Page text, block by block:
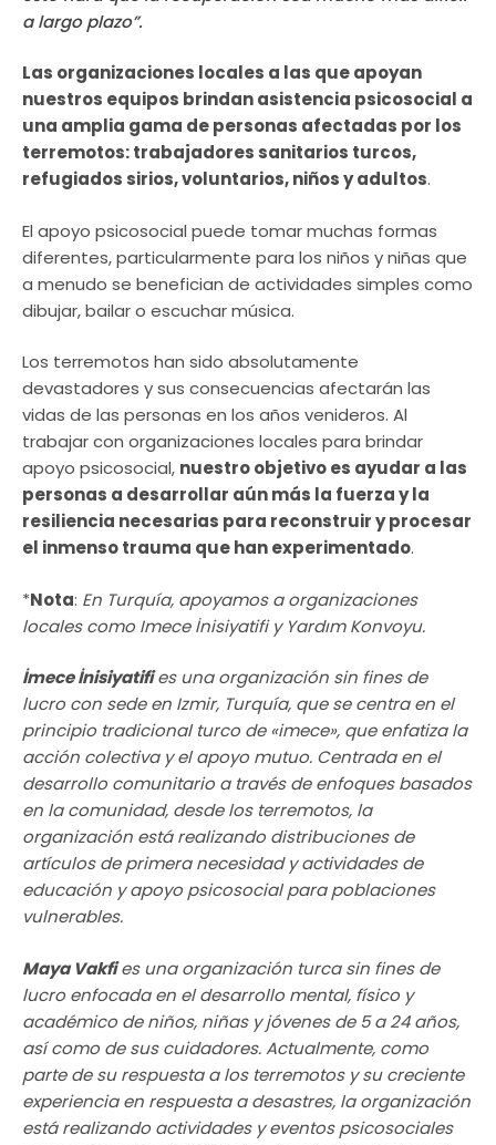
a largo plazo”.
Las organizaciones locales a las que apoyan
nuestros equipos brindan asistencia psicosocial a
una amplia gama de personas afectadas por los
terremotos: trabajadores sanitarios turcos,
refugiados sirios, voluntarios, niños y adultos.
El apoyo psicosocial puede tomar muchas formas
diferentes, particularmente para los niños y niñas que
a menudo se benefician de actividades simples como
dibujar, bailar o escuchar música.
Los terremotos han sido absolutamente
devastadores y sus consecuencias afectarán las
vidas de las personas en los años venideros. Al
trabajar con organizaciones locales para brindar
apoyo psicosocial, nuestro objetivo es ayudar a las
personas a desarrollar aún más la fuerza y la
resiliencia necesarias para reconstruir y procesar
el inmenso trauma que han experimentado.
*Nota: En Turquía, apoyamos a organizaciones
locales como Imece İnisiyatifi y Yardım Konvoyu.
İmece İnisiyatifies una organización sin fines de
lucro con sede en Izmir, Turquía, que se centra en el
principio tradicional turco de «imece», que enfatiza la
acción colectiva y el apoyo mutuo. Centrada en el
desarrollo comunitario a través de enfoques basados
en la comunidad, desde los terremotos, la
organización está realizando distribuciones de
artículos de primera necesidad y actividades de
educación y apoyo psicosocial para poblaciones
vulnerables.
Maya Vakfies una organización turca sin fines de
lucro enfocada en el desarrollo mental, físico y
académico de niños, niñas y jóvenes de 5 a 24 años,
así como de sus cuidadores. Actualmente, como
parte de su respuesta a los terremotos y su creciente
experiencia en respuesta a desastres, la organización
está realizando actividades y eventos psicosociales